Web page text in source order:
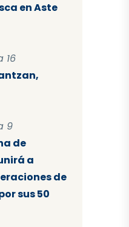
en Aste
16
9
de
a
de
sus 50